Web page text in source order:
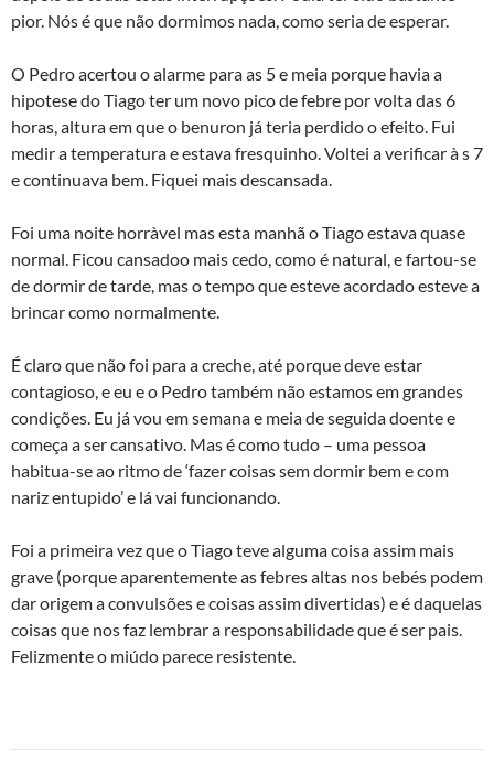
pior. Nós é que não dormimos nada, como seria de esperar.
O Pedro acertou o alarme para as 5 e meia porque havia a
hipotese do Tiago ter um novo pico de febre por volta das 6
horas, altura em que o benuron já teria perdido o efeito. Fui
medir a temperatura e estava fresquinho. Voltei a verificar à s 7
e continuava bem. Fiquei mais descansada.
Foi uma noite horrà­vel mas esta manhã o Tiago estava quase
normal. Ficou cansadoo mais cedo, como é natural, e fartou-se
de dormir de tarde, mas o tempo que esteve acordado esteve a
brincar como normalmente.
É claro que não foi para a creche, até porque deve estar
contagioso, e eu e o Pedro também não estamos em grandes
condições. Eu já vou em semana e meia de seguida doente e
começa a ser cansativo. Mas é como tudo – uma pessoa
habitua-se ao ritmo de ‘fazer coisas sem dormir bem e com
nariz entupido’ e lá vai funcionando.
Foi a primeira vez que o Tiago teve alguma coisa assim mais
grave (porque aparentemente as febres altas nos bebés podem
dar origem a convulsões e coisas assim divertidas) e é daquelas
coisas que nos faz lembrar a responsabilidade que é ser pais.
Felizmente o miúdo parece resistente.